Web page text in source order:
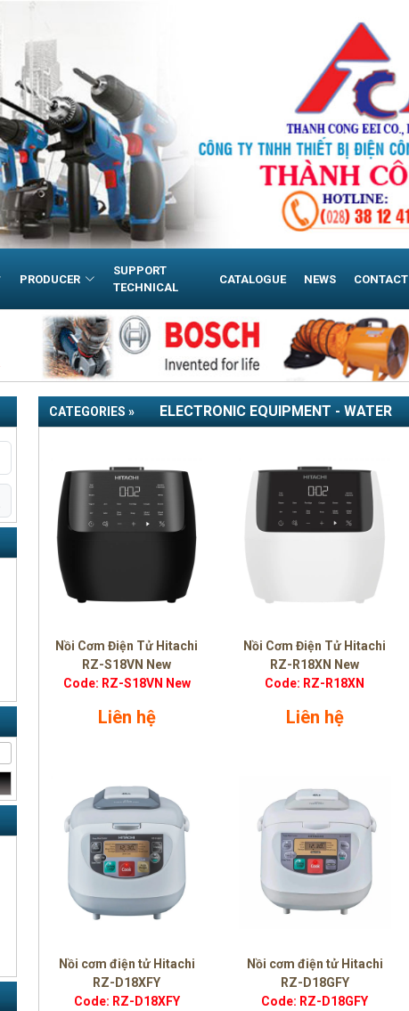
PRODUCER
SUPPORT
TECHNICAL
CATALOGUE NEWS CONTACT
CATEGORIES » ELECTRONIC EQUIPMENT - WATER
Nồi Cơm Điện Tử Hitachi
RZ-S18VN New
Code: RZ-S18VN New
Liên hệ
Nồi Cơm Điện Tử Hitachi
RZ-R18XN New
Code: RZ-R18XN
Liên hệ
Nồi cơm điện tử Hitachi
RZ-D18XFY
Code: RZ-D18XFY
Nồi cơm điện tử Hitachi
RZ-D18GFY
Code: RZ-D18GFY